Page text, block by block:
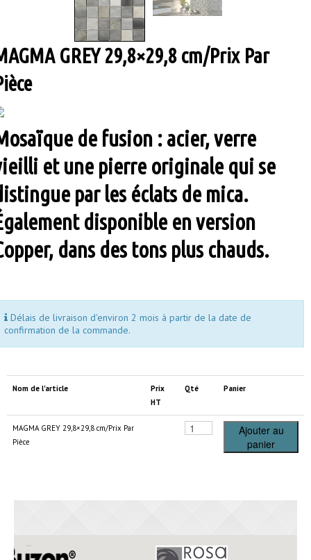
GREY 29,8×29,8 cm/Prix Par
de fusion : acier, verre
et une pierre originale qui se
par les éclats de mica.
disponible en version
dans des tons plus chauds.
Délais de livraison d'environ 2 mois à partir de la date de
confirmation de la commande.
Nom de l'article
Prix
HT
Qté Panier
MAGMA GREY 29,8×29,8 cm/Prix Par
Pièce
Ajouter au
panier